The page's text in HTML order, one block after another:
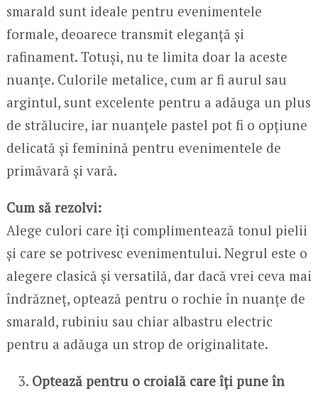
smarald sunt ideale pentru evenimentele
formale, deoarece transmit eleganță și
rafinament. Totuși, nu te limita doar la aceste
nuanțe. Culorile metalice, cum ar fi aurul sau
argintul, sunt excelente pentru a adăuga un plus
de strălucire, iar nuanțele pastel pot fi o opțiune
delicată și feminină pentru evenimentele de
primăvară și vară.
Cum să rezolvi:
Alege culori care îți complimentează tonul pielii
și care se potrivesc evenimentului. Negrul este o
alegere clasică și versatilă, dar dacă vrei ceva mai
îndrăzneț, optează pentru o rochie în nuanțe de
smarald, rubiniu sau chiar albastru electric
pentru a adăuga un strop de originalitate.
Optează pentru o croială care îți pune în